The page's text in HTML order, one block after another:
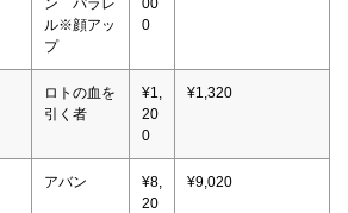
ル※顔アッ
プ
0
ロトの血を
引く者
¥1,
20
0
¥1,320
アバン
¥8,
20
¥9,020